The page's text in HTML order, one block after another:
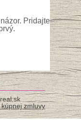
Pridajte
zmluvy